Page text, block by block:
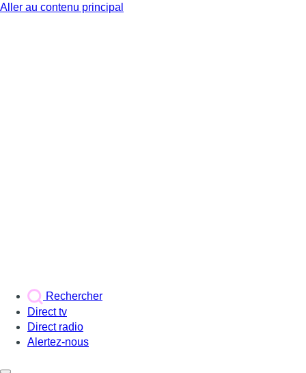
Aller au contenu principal
Rechercher
Direct tv
Direct radio
Alertez-nous